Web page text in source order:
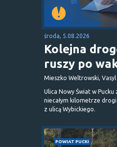
środa, 5.08.2026
Kolejna
ruszy po
Mieszko Weltrowski, Vasyl
Ulica Nowy Świat w
niecałym kilometrze
z ulicą Wybickiego.
POWIAT PUCKI